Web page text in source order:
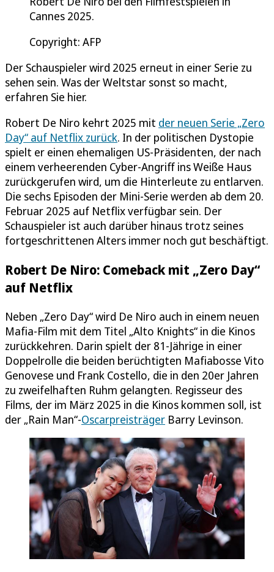
Cannes 2025.
Copyright: AFP
Der Schauspieler wird 2025 erneut in einer Serie zu
sehen sein. Was der Weltstar sonst so macht,
erfahren Sie hier.
Robert De Niro kehrt 2025 mit der neuen Serie „Zero
Day“ auf Netflix zurück. In der politischen Dystopie
spielt er einen ehemaligen US-Präsidenten, der nach
einem verheerenden Cyber-Angriff ins Weiße Haus
zurückgerufen wird, um die Hinterleute zu entlarven.
Die sechs Episoden der Mini-Serie werden ab dem 20.
Februar 2025 auf Netflix verfügbar sein. Der
Schauspieler ist auch darüber hinaus trotz seines
fortgeschrittenen Alters immer noch gut beschäftigt.
Robert De Niro: Comeback mit „Zero Day“
auf Netflix
Neben „Zero Day“ wird De Niro auch in einem neuen
Mafia-Film mit dem Titel „Alto Knights“ in die Kinos
zurückkehren. Darin spielt der 81-Jährige in einer
Doppelrolle die beiden berüchtigten Mafiabosse Vito
Genovese und Frank Costello, die in den 20er Jahren
zu zweifelhaften Ruhm gelangten. Regisseur des
Films, der im März 2025 in die Kinos kommen soll, ist
der „Rain Man“-Oscarpreisträger Barry Levinson.